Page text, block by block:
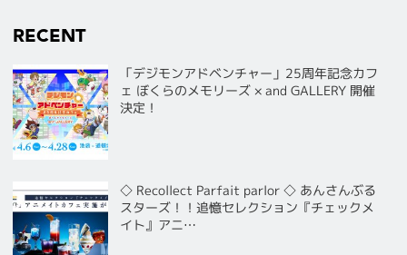
RECENT
「デジモンアドベンチャー」25周年記念カフ
ェ ぼくらのメモリーズ × and GALLERY 開催
決定！
◇ Recollect Parfait parlor ◇ あんさんぶる
スターズ！！追憶セレクション『チェックメ
イト』アニ…